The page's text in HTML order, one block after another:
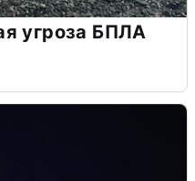
угроза БПЛА